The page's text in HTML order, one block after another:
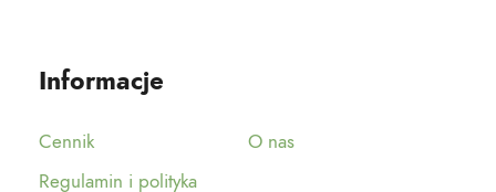
Informacje
Cennik
O nas
Regulamin i polityka